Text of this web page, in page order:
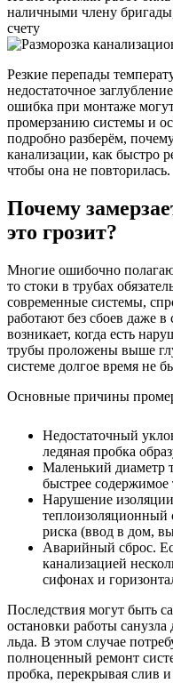
наличными члену
счету
Резкие перепады
недостаточное
ошибка при монтаже
промерзанию системы и
подробно разберём,
канализации, как быстро
чтобы она не повторилась.
Почему
это грозит?
Многие ошибочно
то стоки в трубах
современные системы,
работают без сбоев даже
возникает, когда есть
трубы проложены выше
системе долгое время не
Основные причины
Недостаточный
ледяная пробка
Маленький диаметр
быстрее содержимое
Нарушение
теплоизоляционный
риска (ввод в дом,
Аварийный сброс.
канализацией
сифонах и
Последствия могут быть
остановки работы
льда. В этом случае
полноценный ремонт
пробка, перекрывая слив